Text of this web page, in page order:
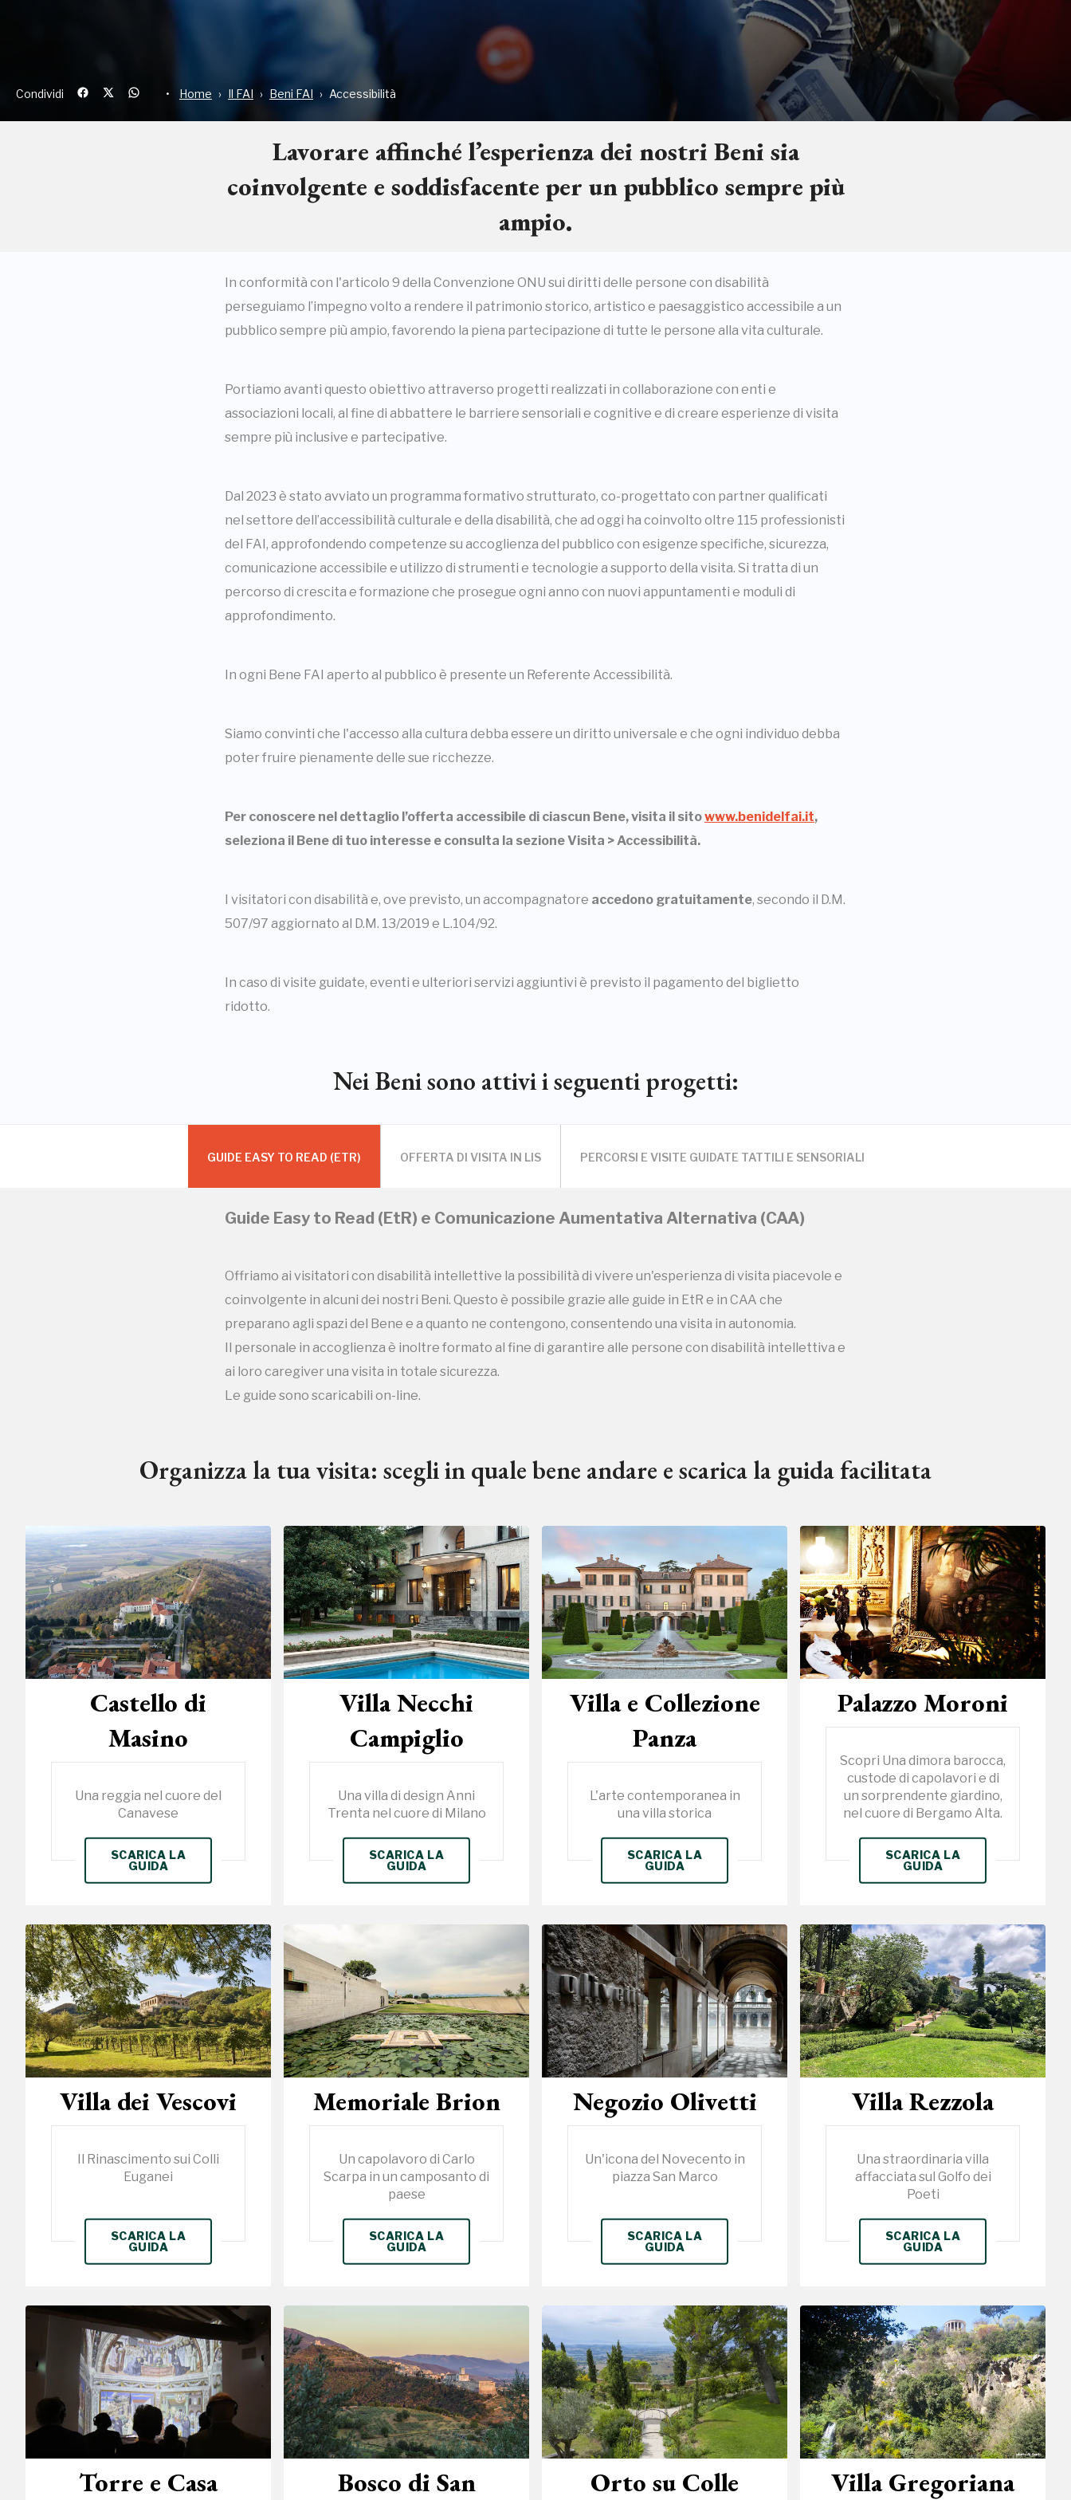
Condividi Home Il FAI Beni FAI Accessibilità
Lavorare affinché l’esperienza dei nostri Beni sia
coinvolgente e soddisfacente per un pubblico sempre più
ampio.
In conformità con l'articolo 9 della Convenzione ONU sui diritti delle persone con disabilità
perseguiamo l’impegno volto a rendere il patrimonio storico, artistico e paesaggistico accessibile a un
pubblico sempre più ampio, favorendo la piena partecipazione di tutte le persone alla vita culturale.
Portiamo avanti questo obiettivo attraverso progetti realizzati in collaborazione con enti e
associazioni locali, al fine di abbattere le barriere sensoriali e cognitive e di creare esperienze di visita
sempre più inclusive e partecipative.
Dal 2023 è stato avviato un programma formativo strutturato, co-progettato con partner qualificati
nel settore dell’accessibilità culturale e della disabilità, che ad oggi ha coinvolto oltre 115 professionisti
del FAI, approfondendo competenze su accoglienza del pubblico con esigenze specifiche, sicurezza,
comunicazione accessibile e utilizzo di strumenti e tecnologie a supporto della visita. Si tratta di un
percorso di crescita e formazione che prosegue ogni anno con nuovi appuntamenti e moduli di
approfondimento.
In ogni Bene FAI aperto al pubblico è presente un Referente Accessibilità.
Siamo convinti che l'accesso alla cultura debba essere un diritto universale e che ogni individuo debba
poter fruire pienamente delle sue ricchezze.
Per conoscere nel dettaglio l’offerta accessibile di ciascun Bene, visita il sitowww.benidelfai.it,
seleziona il Bene di tuo interesse e consulta la sezione Visita > Accessibilità.
I visitatori con disabilità e, ove previsto, un accompagnatore accedono gratuitamente, secondo il D.M.
507/97 aggiornato al D.M. 13/2019 e L.104/92.
In caso di visite guidate, eventi e ulteriori servizi aggiuntivi è previsto il pagamento del biglietto
ridotto.
Nei Beni sono attivi i seguenti progetti:
GUIDE EASY TO READ (ETR) OFFERTA DI VISITA IN LIS PERCORSI E VISITE GUIDATE TATTILI E SENSORIALI
Guide Easy to Read (EtR) e Comunicazione Aumentativa Alternativa (CAA)
Offriamo ai visitatori con disabilità intellettive la possibilità di vivere un'esperienza di visita piacevole e
coinvolgente in alcuni dei nostri Beni. Questo è possibile grazie alle guide in EtR e in CAA che
preparano agli spazi del Bene e a quanto ne contengono, consentendo una visita in autonomia.
Il personale in accoglienza è inoltre formato al fine di garantire alle persone con disabilità intellettiva e
ai loro caregiver una visita in totale sicurezza.
Le guide sono scaricabili on-line.
Organizza la tua visita: scegli in quale bene andare e scarica la guida facilitata
Castello di
Masino
Una reggia nel cuore del
Canavese
SCARICA LA
GUIDA
Villa Necchi
Campiglio
Una villa di design Anni
Trenta nel cuore di Milano
SCARICA LA
GUIDA
Villa e Collezione
Panza
L'arte contemporanea in
una villa storica
SCARICA LA
GUIDA
Palazzo Moroni
Scopri Una dimora barocca,
custode di capolavori e di
un sorprendente giardino,
nel cuore di Bergamo Alta.
SCARICA LA
GUIDA
Villa dei Vescovi
Il Rinascimento sui Colli
Euganei
SCARICA LA
GUIDA
Memoriale Brion
Un capolavoro di Carlo
Scarpa in un camposanto di
paese
SCARICA LA
GUIDA
Negozio Olivetti
Un'icona del Novecento in
piazza San Marco
SCARICA LA
GUIDA
Villa Rezzola
Una straordinaria villa
affacciata sul Golfo dei
Poeti
SCARICA LA
GUIDA
Torre e Casa Bosco di San Orto su Colle Villa Gregoriana